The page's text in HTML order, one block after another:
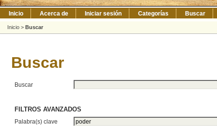
Inicio Acerca de Iniciar sesión Categorías Buscar
Inicio > Buscar
Buscar
Buscar
FILTROS AVANZADOS
Palabra(s) clave